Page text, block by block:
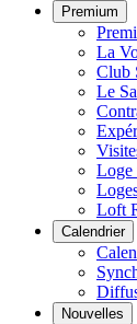
Premium
La
Club
Le
Loge
Loft
Calendrier
Nouvelles